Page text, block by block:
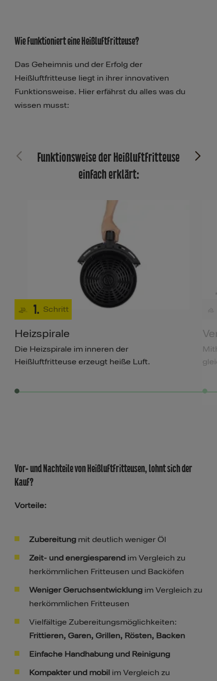
Wie funktioniert eine Heißluftfritteuse?
Das Geheimnis und der Erfolg der
Heißluftfritteuse liegt in ihrer innovativen
Funktionsweise. Hier erfährst du alles was du
wissen musst:
Funktionsweise der Heißluftfritteuse
einfach erklärt:
1. Schritt
Heizspirale
Die Heizspirale im inneren der
Heißluftfritteuse erzeugt heiße Luft.
Vor- und Nachteile von Heißluftfritteusen, lohnt sich der
Kauf?
Vorteile:
Zubereitung mit deutlich weniger Öl
Zeit- und energiesparend im Vergleich zu
herkömmlichen Fritteusen und Backöfen
Weniger Geruchsentwicklung im Vergleich zu
herkömmlichen Fritteusen
Vielfältige Zubereitungsmöglichkeiten:
Frittieren, Garen, Grillen, Rösten, Backen
Einfache Handhabung und Reinigung
Kompakter und mobil im Vergleich zu